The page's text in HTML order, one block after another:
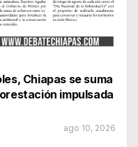
Chiapas se suma
impulsada
ago 10, 2026